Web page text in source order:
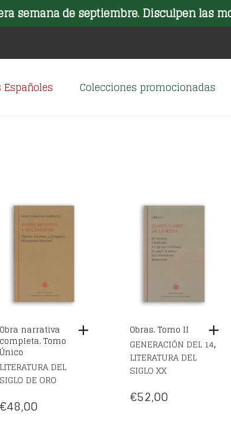
semana de septiembre. Disculpen las
Colecciones promocionadas
Obra narrativa
completa. Tomo
Único
LITERATURA DEL
SIGLO DE ORO
€48,00
Obras. Tomo II
GENERACIÓN DEL 14,
LITERATURA DEL
SIGLO XX
€52,00